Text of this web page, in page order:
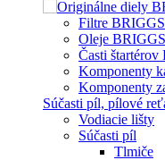
Filtre
Oleje
Časti
Komponenty
Komponenty
Súčasti píl, pílové
Vodiacie lišty
Súčasti píl
Tlmiče